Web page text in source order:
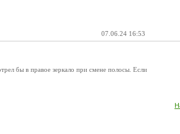
07.06.24 16:53
бы в правое зеркало при смене полосы. Если